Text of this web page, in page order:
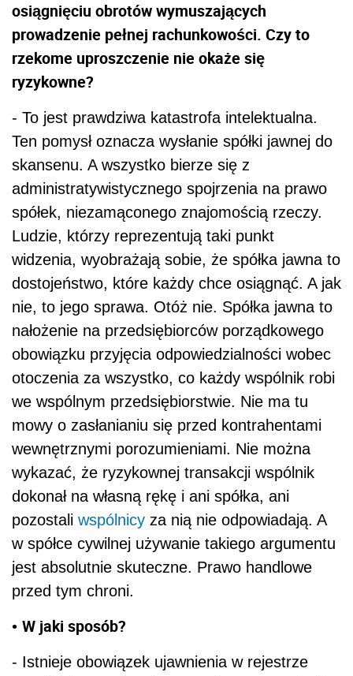
osiągnięciu obrotów wymuszających
prowadzenie pełnej rachunkowości. Czy to
rzekome uproszczenie nie okaże się
ryzykowne?
- To jest prawdziwa katastrofa intelektualna.
Ten pomysł oznacza wysłanie spółki jawnej do
skansenu. A wszystko bierze się z
administratywistycznego spojrzenia na prawo
spółek, niezamąconego znajomością rzeczy.
Ludzie, którzy reprezentują taki punkt
widzenia, wyobrażają sobie, że spółka jawna to
dostojeństwo, które każdy chce osiągnąć. A jak
nie, to jego sprawa. Otóż nie. Spółka jawna to
nałożenie na przedsiębiorców porządkowego
obowiązku przyjęcia odpowiedzialności wobec
otoczenia za wszystko, co każdy wspólnik robi
we wspólnym przedsiębiorstwie. Nie ma tu
mowy o zasłanianiu się przed kontrahentami
wewnętrznymi porozumieniami. Nie można
wykazać, że ryzykownej transakcji wspólnik
dokonał na własną rękę i ani spółka, ani
pozostali wspólnicy za nią nie odpowiadają. A
w spółce cywilnej używanie takiego argumentu
jest absolutnie skuteczne. Prawo handlowe
przed tym chroni.
• W jaki sposób?
- Istnieje obowiązek ujawnienia w rejestrze